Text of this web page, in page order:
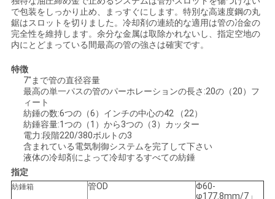
い
地
図
イ
で包装をしっかり止め、まっすぐにします。特別な高速度鋼の丸
鋸はスロットを切りました。冷却剤の連続的な適用は管の冶金の
完全性を維持します。余分な金属は取除かれないし、指定空地の
内にとどまっている間最高の管の強さは確実です。
特徴
7"まで管の直径容量
最高の単一パスの管のパーホレーションの長さ:20の（20）フ
ィート
紡錘の数:6つの（6）インチの中心の42 （22）
紡錘容量:1つの（1）から3つの（3）カッター
電力:段階220/380ボルトの3
含まれている電気制御システムを完了して下さい
液体の冷却剤によって冷却するすべての紡錘
指定
紡錘箱 管OD
Φ60-
φ177.8mm/7」